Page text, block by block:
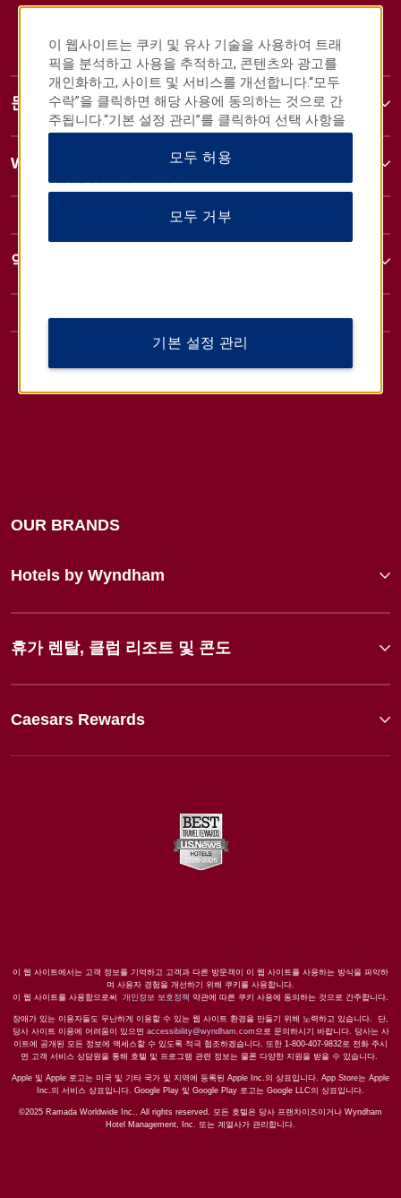
문의
Wyndham 비즈니스
약관 및 정책
OUR BRANDS
Hotels by Wyndham
휴가 렌탈, 클럽 리조트 및 콘도
Caesars Rewards
이 웹 사이트에서는 고객 정보를 기억하고 고객과 다른 방문객이 이 웹 사이트를 사용하는 방식을 파악하
며 사용자 경험을 개선하기 위해 쿠키를 사용합니다.
이 웹 사이트를 사용함으로써 개인정보 보호정책 약관에 따른 쿠키 사용에 동의하는 것으로 간주합니다.
장애가 있는 이용자들도 무난하게 이용할 수 있는 웹 사이트 환경을 만들기 위해 노력하고 있습니다. 단,
당사 사이트 이용에 어려움이 있으면 accessibility@wyndham.com 으로 문의하시기 바랍니다. 당사는 사
이트에 공개된 모든 정보에 액세스할 수 있도록 적극 협조하겠습니다. 또한 1-800-407-9832로 전화 주시
면 고객 서비스 상담원을 통해 호텔 및 프로그램 관련 정보는 물론 다양한 지원을 받을 수 있습니다.
Apple 및 Apple 로고는 미국 및 기타 국가 및 지역에 등록된 Apple Inc.의 상표입니다. App Store는 Apple
Inc.의 서비스 상표입니다. Google Play 및 Google Play 로고는 Google LLC의 상표입니다.
©2025 Ramada Worldwide Inc.. All rights reserved. 모든 호텔은 당사 프랜차이즈이거나 Wyndham
Hotel Management, Inc. 또는 계열사가 관리합니다.
이 웹사이트는 쿠키 및 유사 기술을 사용하여 트래
픽을 분석하고 사용을 추적하고, 콘텐츠와 광고를
개인화하고, 사이트 및 서비스를 개선합니다.“모두
수락”을 클릭하면 해당 사용에 동의하는 것으로 간
주됩니다.“기본 설정 관리”를 클릭하여 선택 사항을
사용자 정의하거나 “모두 거부”를 클릭하여 필수 쿠
키만 허용할 수도 있습니다.자세한 내용은
모두 허용
모두 거부
기본 설정 관리